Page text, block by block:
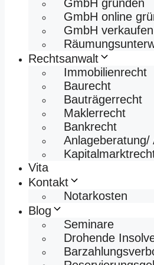
GmbH gründen
GmbH online
GmbH verkaufen
Rechtsanwalt
Immobilienrecht
Baurecht
Bauträgerrecht
Maklerrecht
Bankrecht
Anlageberatung/
Vita
Kontakt
Notarkosten
Blog
Seminare
Drohende